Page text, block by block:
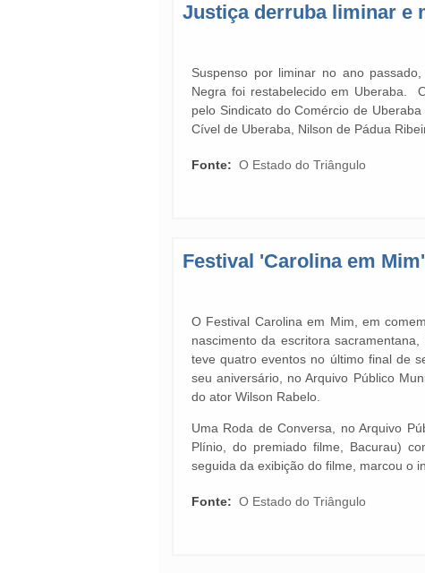
Justiça derruba liminar e
Suspenso por liminar no ano
Negra foi restabelecido em Uberaba.
pelo Sindicato do Comércio de
Cível de Uberaba, Nilson de Pádua
Fonte: O Estado do Triângulo
Festival 'Carolina em
O Festival Carolina em Mim, em
nascimento da escritora
teve quatro eventos no último final de
seu aniversário, no Arquivo Público
do ator Wilson Rabelo.
Uma Roda de Conversa, no Arquivo
Plínio, do premiado filme, Bacurau)
seguida da exibição do filme, marcou o
Fonte: O Estado do Triângulo